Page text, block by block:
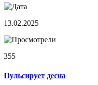
13.02.2025
355
Пульсирует десна